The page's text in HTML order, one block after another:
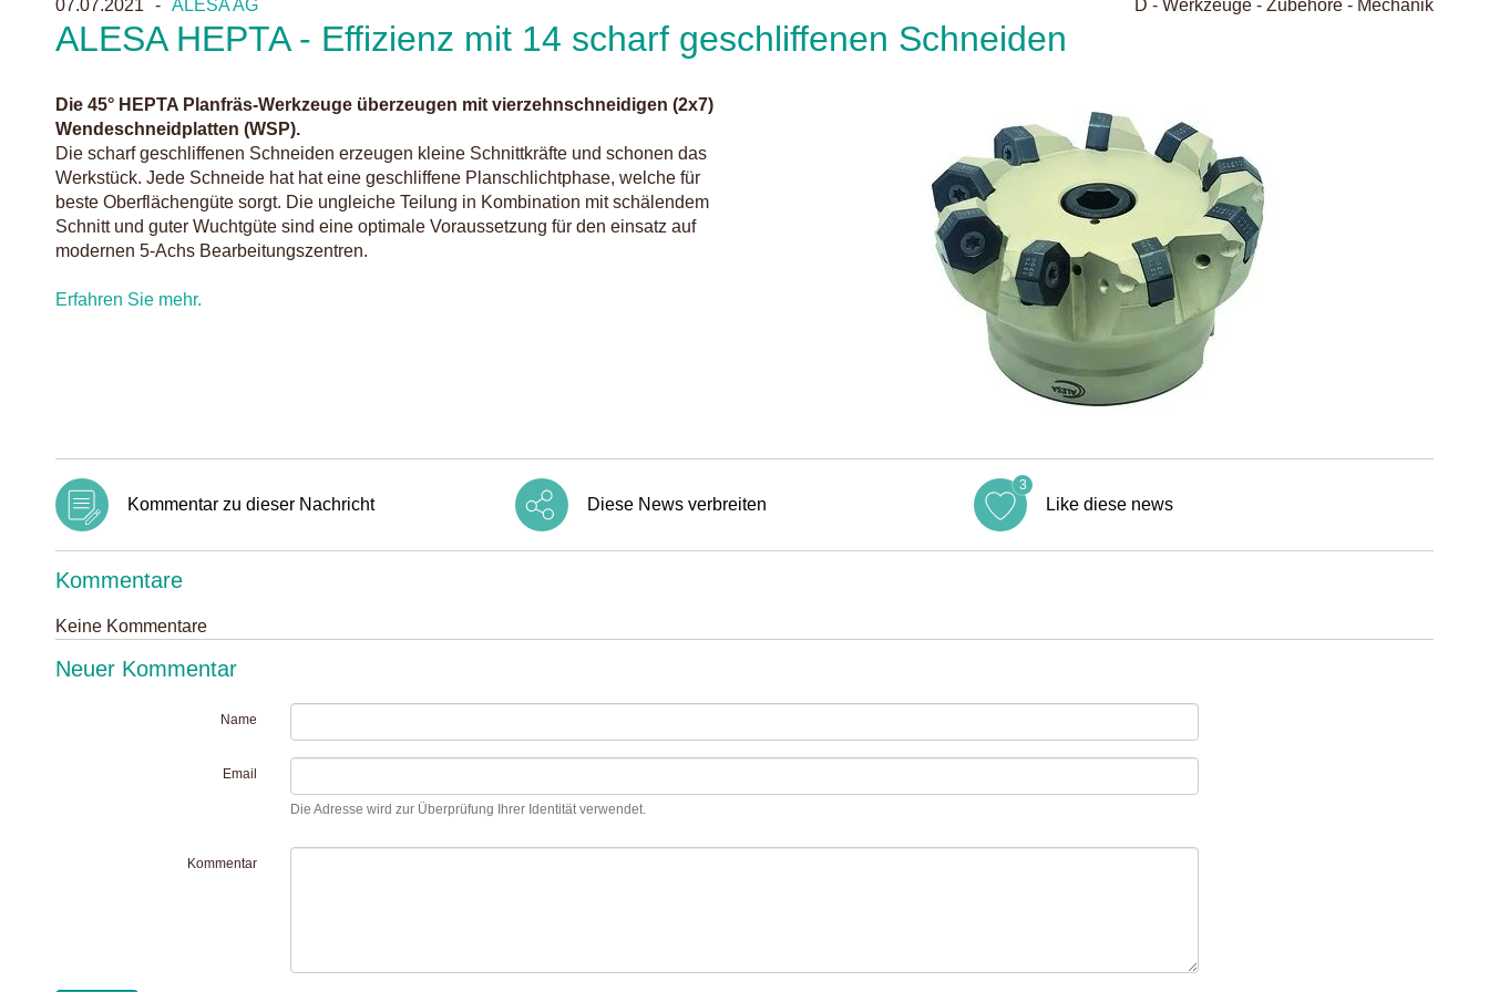
07.07.2021 ALESA AG D - Werkzeuge - Zubehöre - Mechanik
ALESA HEPTA - Effizienz mit 14 scharf geschliffenen Schneiden
Die 45° HEPTA Planfräs-Werkzeuge überzeugen mit vierzehnschneidigen (2x7)
Wendeschneidplatten (WSP).
Die scharf geschliffenen Schneiden erzeugen kleine Schnittkräfte und schonen das
Werkstück. Jede Schneide hat hat eine geschliffene Planschlichtphase, welche für
beste Oberflächengüte sorgt. Die ungleiche Teilung in Kombination mit schälendem
Schnitt und guter Wuchtgüte sind eine optimale Voraussetzung für den einsatz auf
modernen 5-Achs Bearbeitungszentren.
Erfahren Sie mehr.
Kommentar zu dieser Nachricht Diese News verbreiten Like diese news
3
Kommentare
Keine Kommentare
Neuer Kommentar
Name
Email
Die Adresse wird zur Überprüfung Ihrer Identität verwendet.
Kommentar